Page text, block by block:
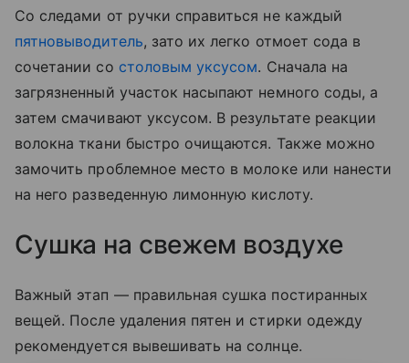
Со следами от ручки справиться не каждый
пятновыводитель, зато их легко отмоет сода в
сочетании со столовым уксусом. Сначала на
загрязненный участок насыпают немного соды, а
затем смачивают уксусом. В результате реакции
волокна ткани быстро очищаются. Также можно
замочить проблемное место в молоке или нанести
на него разведенную лимонную кислоту.
Сушка на свежем воздухе
Важный этап — правильная сушка постиранных
вещей. После удаления пятен и стирки одежду
рекомендуется вывешивать на солнце.